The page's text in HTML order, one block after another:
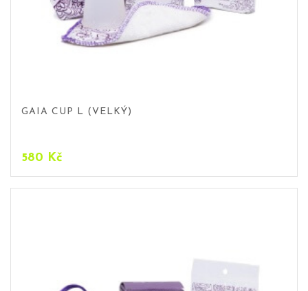
GAIA CUP L (VELKÝ)
580 Kč